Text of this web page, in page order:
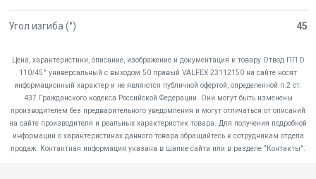
Угол изгиба (°) 45
Цена, характеристики, описание, изображение и документация к товару Отвод ПП D
110/45° универсальный с выходом 50 правый VALFEX 23112150 на сайте носят
информационный характер и не являются публичной офертой, определенной п.2 ст.
437 Гражданского кодекса Российской Федерации. Они могут быть изменены
производителем без предварительного уведомления и могут отличаться от описаний
на сайте производителя и реальных характеристик товара. Для получения подробной
информации о характеристиках данного товара обращайтесь к сотрудникам отдела
продаж. Контактная информация указана в шапке сайта или в разделе "Контакты".